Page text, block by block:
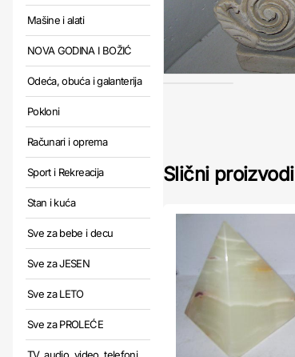
Mašine i alati
NOVA GODINA I BOŽIĆ
Odeća, obuća i galanterija
Pokloni
Računari i oprema
Sport i Rekreacija
Stan i kuća
Sve za bebe i decu
Sve za JESEN
Sve za LETO
Sve za PROLEĆE
Slični proizvodi